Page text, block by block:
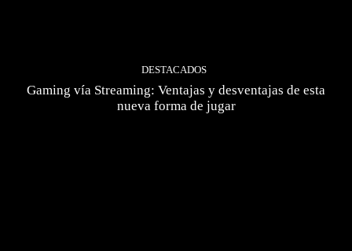
DESTACADOS
Gaming vía Streaming: Ventajas y desventajas de esta
nueva forma de jugar